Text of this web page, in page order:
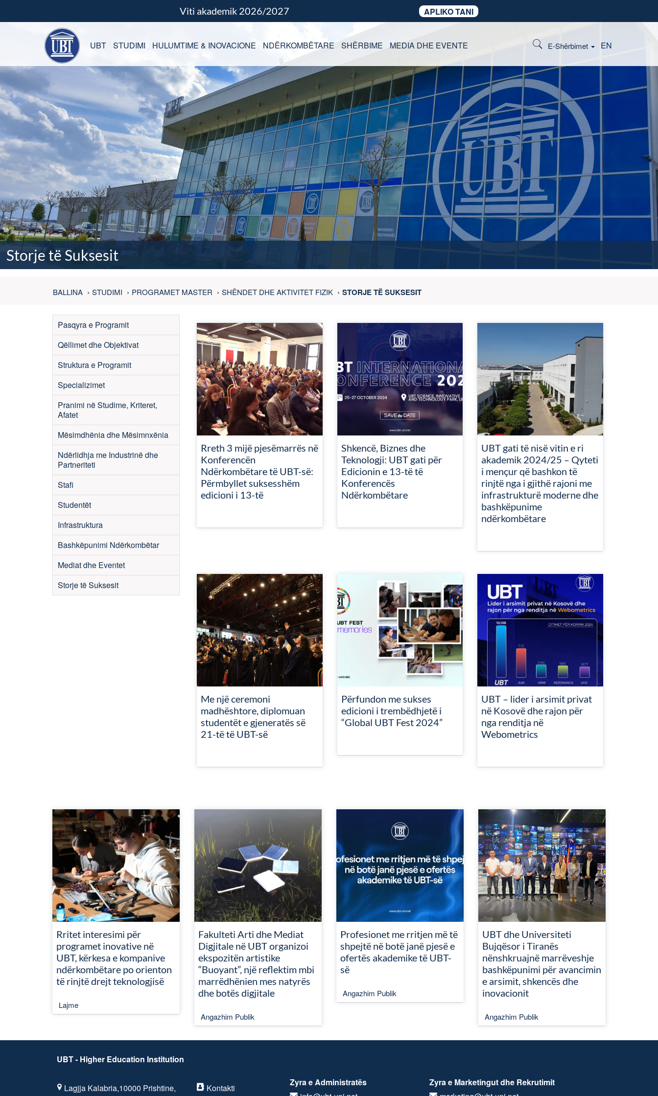
Viti akademik 2026/2027 APLIKO TANI
E-Shërbimet EN
UBT STUDIMI HULUMTIME & INOVACIONE NDËRKOMBËTARE SHËRBIME MEDIA DHE EVENTE
Storje të Suksesit
BALLINA STUDIMI PROGRAMET MASTER SHËNDET DHE AKTIVITET FIZIK STORJE TË SUKSESIT
Pasqyra e Programit
Qëllimet dhe Objektivat
Struktura e Programit
Specializimet
Pranimi në Studime, Kriteret,
Afatet
Mësimdhënia dhe Mësimnxënia
Ndërlidhja me Industrinë dhe
Partneriteti
Stafi
Studentët
Infrastruktura
Bashkëpunimi Ndërkombëtar
Mediat dhe Eventet
Storje të Suksesit
Rreth 3 mijë pjesëmarrës në
Konferencën
Ndërkombëtare të UBT-së:
Përmbyllet suksesshëm
edicioni i 13-të
Shkencë, Biznes dhe
Teknologji: UBT gati për
Edicionin e 13-të të
Konferencës
Ndërkombëtare
UBT gati të nisë vitin e ri
akademik 2024/25 – Qyteti
i mençur që bashkon të
rinjtë nga i gjithë rajoni me
infrastrukturë moderne dhe
bashkëpunime
ndërkombëtare
Me një ceremoni
madhështore, diplomuan
studentët e gjeneratës së
21-të të UBT-së
Përfundon me sukses
edicioni i trembëdhjetë i
“Global UBT Fest 2024”
UBT – lider i arsimit privat
në Kosovë dhe rajon për
nga renditja në
Webometrics
Rritet interesimi për
programet inovative në
UBT, kërkesa e kompanive
ndërkombëtare po orienton
të rinjtë drejt teknologjisë
Lajme
Fakulteti Arti dhe Mediat
Digjitale në UBT organizoi
ekspozitën artistike
“Buoyant”, një reflektim mbi
marrëdhënien mes natyrës
dhe botës digjitale
Angazhim Publik
Profesionet me rritjen më të
shpejtë në botë janë pjesë e
ofertës akademike të UBT-
së
Angazhim Publik
UBT dhe Universiteti
Bujqësor i Tiranës
nënshkruajnë marrëveshje
bashkëpunimi për avancimin
e arsimit, shkencës dhe
inovacionit
Angazhim Publik
UBT - Higher Education Institution
Lagjja Kalabria,10000 Prishtine,
Kontakti
Zyra e Administratës
Zyra e Marketingut dhe Rekrutimit